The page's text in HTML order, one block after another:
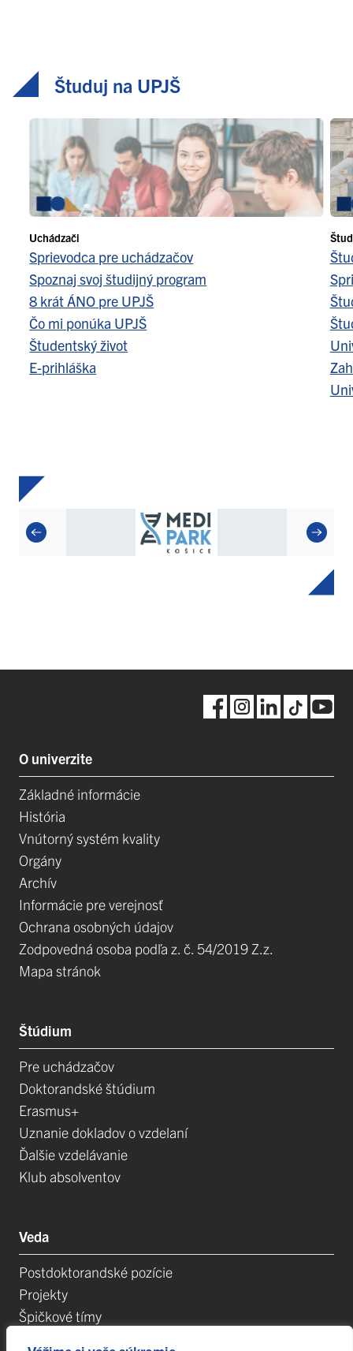
Študuj na UPJŠ
Uchádzači
Sprievodca pre uchádzačov
Spoznaj svoj študijný program
8 krát ÁNO pre UPJŠ
Čo mi ponúka UPJŠ
Študentský život
E-prihláška
O univerzite
Základné informácie
História
Vnútorný systém kvality
Orgány
Archív
Informácie pre verejnosť
Ochrana osobných údajov
Zodpovedná osoba podľa z. č. 54/2019 Z.z.
Mapa stránok
Štúdium
Pre uchádzačov
Doktorandské štúdium
Erasmus+
Uznanie dokladov o vzdelaní
Ďalšie vzdelávanie
Klub absolventov
Veda
Postdoktorandské pozície
Projekty
Špičkové tímy